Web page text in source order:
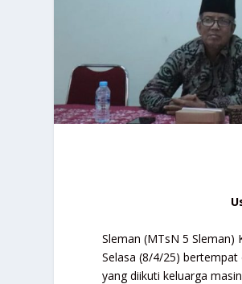
Sleman (MTsN 5 Sleman)
Selasa (8/4/25)
yang diikuti keluarga